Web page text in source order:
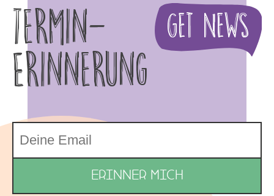
Termin-
Erinnerung
Get News